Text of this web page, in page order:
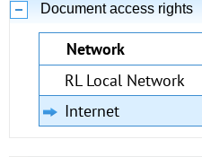
Document access rights
Network
RL Local Network
Internet